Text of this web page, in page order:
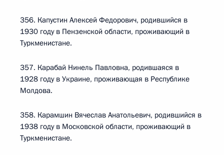
356. Капустин Алексей Федорович, родившийся в
1930 году в Пензенской области, проживающий в
Туркменистане.
357. Карабай Нинель Павловна, родившаяся в
1928 году в Украине, проживающая в Республике
Молдова.
358. Карамшин Вячеслав Анатольевич, родившийся в
1938 году в Московской области, проживающий в
Туркменистане.